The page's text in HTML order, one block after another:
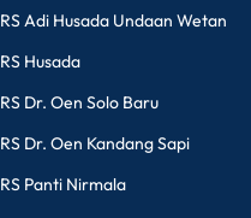
RS Adi Husada Undaan Wetan
RS Husada
RS Dr. Oen Solo Baru
RS Dr. Oen Kandang Sapi
RS Panti Nirmala